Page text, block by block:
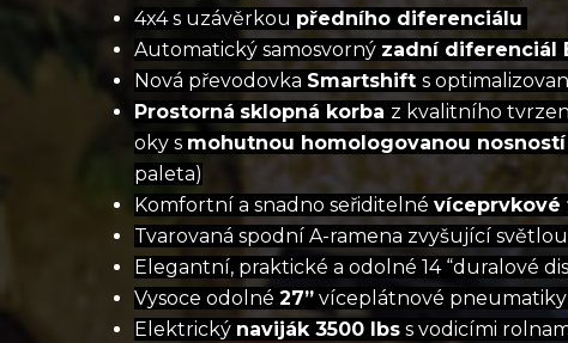
4x4 s uzávěrkou předního diferenciálu
Automatický samosvorný zadní diferenciál
Nová převodovka Smartshift s
Prostorná sklopná korba z kvalitního
oky s mohutnou homologovanou
paleta)
Komfortní a snadno seřiditelné víceprvkové
Tvarovaná spodní A-ramena zvyšující
Elegantní, praktické a odolné 14 “duralové
Vysoce odolné 27” víceplátnové pneumatiky
Elektrický naviják 3500 lbs s vodicími